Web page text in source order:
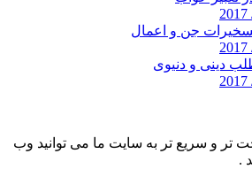
جن و اعمال
دینی و دنیوی
تر و سریع تر به سایت ما می توانید وب
.